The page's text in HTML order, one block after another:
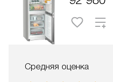
Средняя оценка